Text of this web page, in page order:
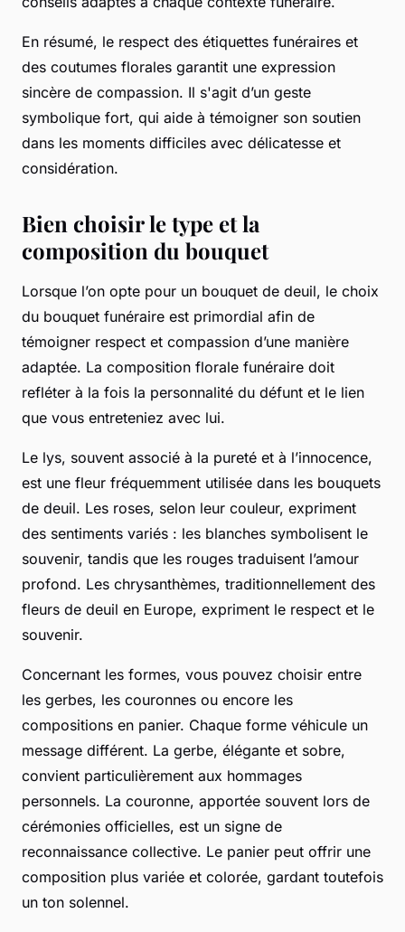
En résumé, le respect des étiquettes funéraires et
des coutumes florales garantit une expression
sincère de compassion. Il s'agit d’un geste
symbolique fort, qui aide à témoigner son soutien
dans les moments difficiles avec délicatesse et
considération.
Bien choisir le type et la
composition du bouquet
Lorsque l’on opte pour un bouquet de deuil, le choix
du bouquet funéraire est primordial afin de
témoigner respect et compassion d’une manière
adaptée. La composition florale funéraire doit
refléter à la fois la personnalité du défunt et le lien
que vous entreteniez avec lui.
Le lys, souvent associé à la pureté et à l’innocence,
est une fleur fréquemment utilisée dans les bouquets
de deuil. Les roses, selon leur couleur, expriment
des sentiments variés : les blanches symbolisent le
souvenir, tandis que les rouges traduisent l’amour
profond. Les chrysanthèmes, traditionnellement des
fleurs de deuil en Europe, expriment le respect et le
souvenir.
Concernant les formes, vous pouvez choisir entre
les gerbes, les couronnes ou encore les
compositions en panier. Chaque forme véhicule un
message différent. La gerbe, élégante et sobre,
convient particulièrement aux hommages
personnels. La couronne, apportée souvent lors de
cérémonies officielles, est un signe de
reconnaissance collective. Le panier peut offrir une
composition plus variée et colorée, gardant toutefois
un ton solennel.